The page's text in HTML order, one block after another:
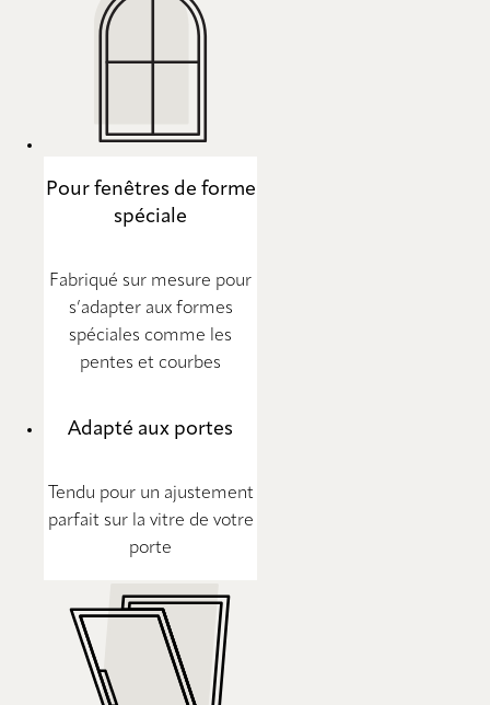
Pour fenêtres de forme
spéciale
Fabriqué sur mesure pour
s’adapter aux formes
spéciales comme les
pentes et courbes
Adapté aux portes
Tendu pour un ajustement
parfait sur la vitre de votre
porte